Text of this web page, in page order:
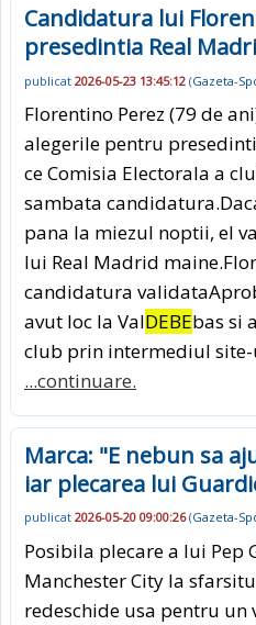
Candidatura lui
presedintia Real
publicat 2026-05-23 13:45:12 (Gazeta-
Florentino Perez (79 de
alegerile pentru
ce Comisia Electorala a
sambata
pana la miezul noptii, el
lui Real Madrid
candidatura
avut loc la ValDEBEbas si
club prin intermediul site-
...continuare.
Marca: "E nebun sa
iar plecarea lui
publicat 2026-05-20 09:00:26(Gazeta-
Posibila plecare a lui Pep
Manchester City la
redeschide usa pentru un